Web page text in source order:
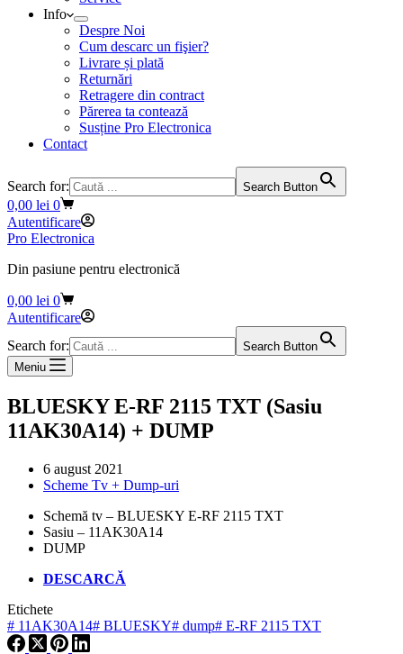
Info
Despre Noi
Cum descarc un fişier?
Livrare și plată
Returnări
Retragere din contract
Părerea ta contează
Susține Pro Electronica
Contact
Search for: Search Button
Coș
de
cumpărături
0,00 lei 0
Autentificare
Pro Electronica
Din pasiune pentru electronică
Coș
de
0,00 lei 0
Autentificare
Search for:
Search Button
Meniu
BLUESKY E-RF 2115 TXT (Sasiu
11AK30A14) + DUMP
6 august 2021
Scheme Tv + Dump-uri
Schemă tv – BLUESKY E-RF 2115 TXT
Sasiu – 11AK30A14
DUMP
DESCARCĂ
Etichete
# 11AK30A14# BLUESKY# dump# E-RF 2115 TXT